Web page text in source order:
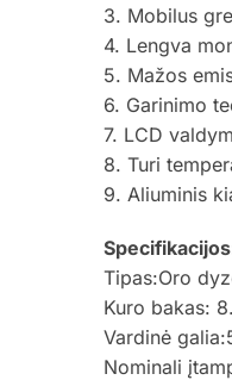
3. Mobilus
4. Lengva
5. Mažos
6. Garinimo
7. LCD
8. Turi
9. Aliuminis
Tipas:Oro
Kuro bakas:
Vardinė
Nominali